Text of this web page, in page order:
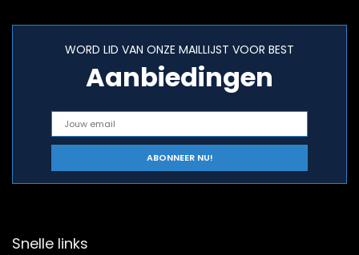
WORD LID VAN ONZE MAILLIJST VOOR BEST
Aanbiedingen
Snelle links